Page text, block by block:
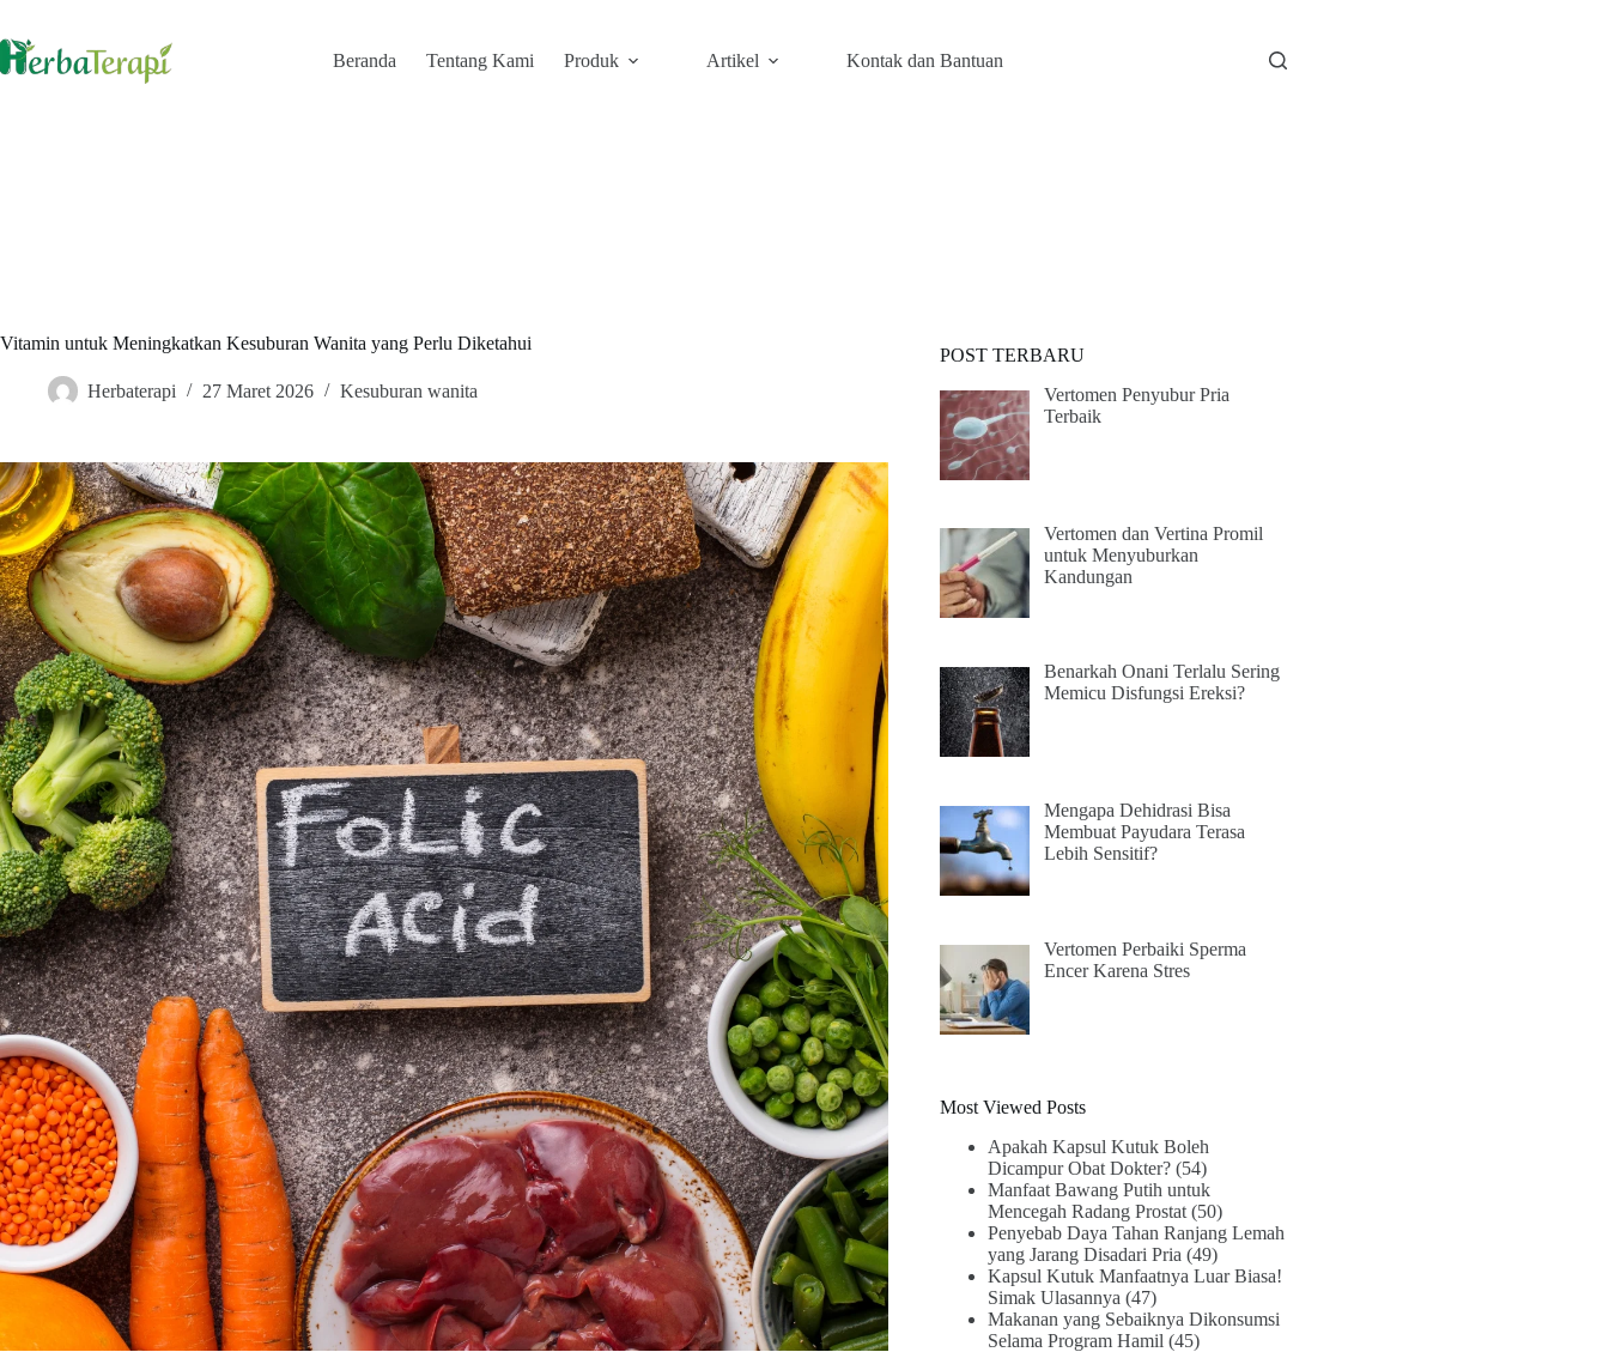
content
Beranda Tentang Kami Produk Artikel Kontak dan Bantuan
Vitamin untuk Meningkatkan Kesuburan Wanita yang Perlu Diketahui
Herbaterapi 27 Maret 2026 Kesuburan wanita
POST TERBARU
Vertomen Penyubur Pria
Terbaik
Vertomen dan Vertina Promil
untuk Menyuburkan
Kandungan
Benarkah Onani Terlalu Sering
Memicu Disfungsi Ereksi?
Mengapa Dehidrasi Bisa
Membuat Payudara Terasa
Lebih Sensitif?
Vertomen Perbaiki Sperma
Encer Karena Stres
Most Viewed Posts
Apakah Kapsul Kutuk Boleh
Dicampur Obat Dokter? (54)
Manfaat Bawang Putih untuk
Mencegah Radang Prostat (50)
Penyebab Daya Tahan Ranjang Lemah
yang Jarang Disadari Pria (49)
Kapsul Kutuk Manfaatnya Luar Biasa!
Simak Ulasannya (47)
Makanan yang Sebaiknya Dikonsumsi
Selama Program Hamil (45)